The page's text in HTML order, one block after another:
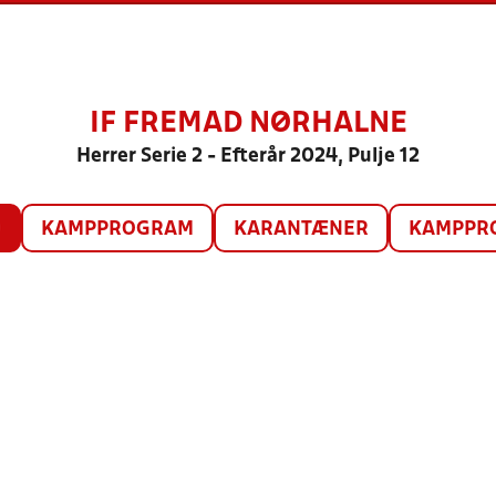
IF FREMAD NØRHALNE
Herrer Serie 2 - Efterår 2024, Pulje 12
KAMPPROGRAM KARANTÆNER